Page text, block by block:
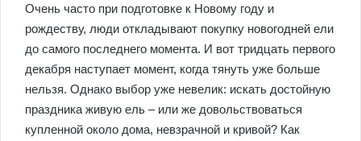
Очень часто при подготовке к Новому году и
рождеству, люди откладывают покупку новогодней ели
до самого последнего момента. И вот тридцать первого
декабря наступает момент, когда тянуть уже больше
нельзя. Однако выбор уже невелик: искать достойную
праздника живую ель – или же довольствоваться
купленной около дома, невзрачной и кривой? Как